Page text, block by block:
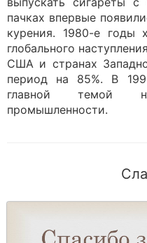
пачках впервые
курения. 1980-е годы
глобального
США и странах
период на 85%. В
главной темой
промышленности.